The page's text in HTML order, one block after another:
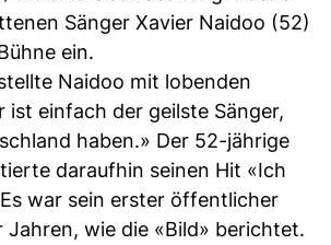
Sänger Xavier Naidoo (52)
ein.
Naidoo mit lobenden
ist einfach der geilste Sänger,
haben.» Der 52-jährige
daraufhin seinen Hit «Ich
war sein erster öffentlicher
wie die «Bild» berichtet.